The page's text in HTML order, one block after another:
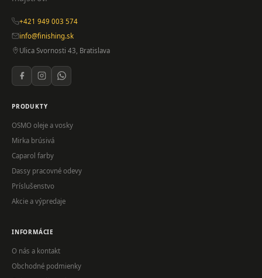
+421 949 003 574
info@finishing.sk
Ulica Svornosti 43, Bratislava
PRODUKTY
OSMO oleje a vosky
Mirka brúsivá
Caparol farby
Dassy pracovné odevy
Príslušenstvo
Akcie a výpredaje
INFORMÁCIE
O nás a kontakt
Obchodné podmienky